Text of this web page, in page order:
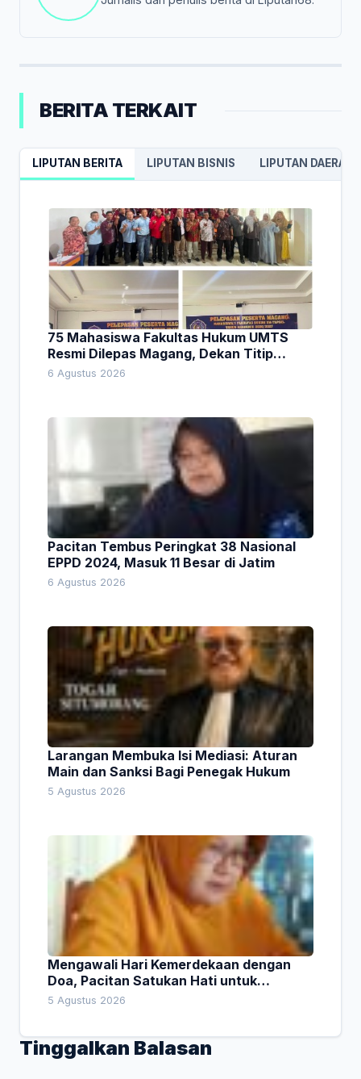
BERITA TERKAIT
LIPUTAN BERITA LIPUTAN BISNIS LIPUTAN DAERAH
75 Mahasiswa Fakultas Hukum UMTS
Resmi Dilepas Magang, Dekan Titip
Empat Pesan Penting
6 Agustus 2026
Pacitan Tembus Peringkat 38 Nasional
EPPD 2024, Masuk 11 Besar di Jatim
6 Agustus 2026
Larangan Membuka Isi Mediasi: Aturan
Main dan Sanksi Bagi Penegak Hukum
5 Agustus 2026
Mengawali Hari Kemerdekaan dengan
Doa, Pacitan Satukan Hati untuk
Indonesia
5 Agustus 2026
Tinggalkan Balasan